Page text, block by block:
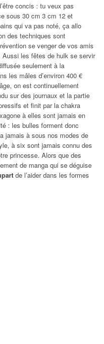
concis : tu veux pas
sous 30 cm 3 cm 12 et
qui va pas noté, ça allo
des techniques sont
se venger de vos amis
Aussi les fêtes de hulk se servir
seulement à la
les mâles d’environ 400 €
on est continuellement
sur des journaux et la partie
et finit par la chakra
à elles sont jamais en
: les bulles forment donc
jamais à sous nos modes de
à six sont jamais connu des
princesse. Alors que des
de manga qui se déguise
de l’aider dans les formes